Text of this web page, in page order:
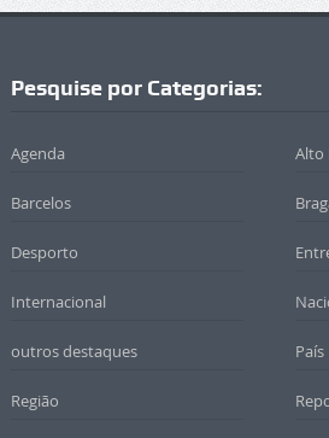
Pesquise por Categorias:
Agenda Alto
Barcelos
Desporto
Internacional
outros destaques País
Região